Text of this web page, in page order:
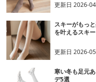
更新日2026-
スキーがもっ
を叶えるスキ
更新日2026-
寒い冬も足元
デ5選